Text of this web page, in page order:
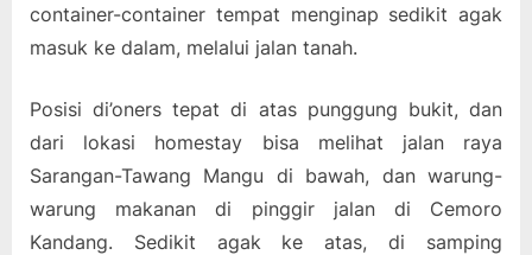
container-container tempat menginap sedikit agak
masuk ke dalam, melalui jalan tanah.
Posisi di’oners tepat di atas punggung bukit, dan
dari lokasi homestay bisa melihat jalan raya
Sarangan-Tawang Mangu di bawah, dan warung-
warung makanan di pinggir jalan di Cemoro
Kandang. Sedikit agak ke atas, di samping